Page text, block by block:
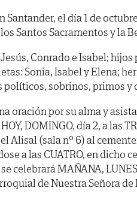
Santander, el día 1 de
Santos Sacramentos y la
Conrado e Isabel;
Sonia, Isabel y Elena;
políticos, sobrinos, primos y
oración por su alma y
DOMINGO, día 2, a las
Alisal (sala nº 6) al
a las CUATRO, en dicho
celebrará MAÑANA,
de Nuestra Señora